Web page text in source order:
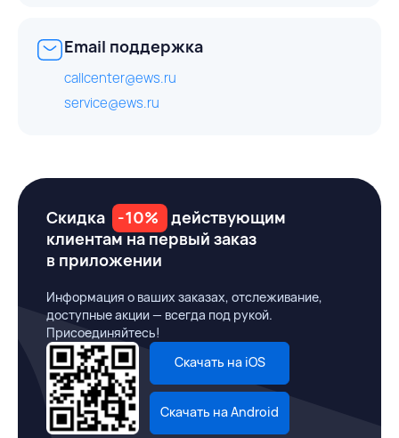
Email поддержка
callcenter@ews.ru
service@ews.ru
Скидка -10%
действующим
клиентам на первый заказ
в приложении
Информация о ваших заказах, отслеживание,
доступные акции — всегда под рукой.
Присоединяйтесь!
Скачать на iOS
Скачать на Android